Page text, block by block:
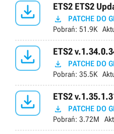
 ETS2 ETS2
 PATCHE DO
Pobrań: 51.9K
 ETS2
 PATCHE DO
Pobrań: 35.5K
 ETS2
 PATCHE DO
Pobrań: 3.72M